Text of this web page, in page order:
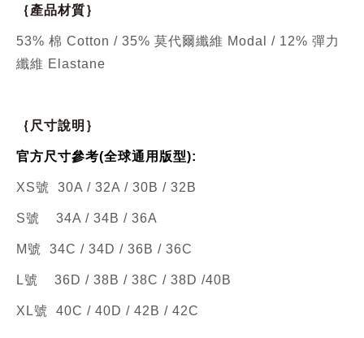
｛產品材質｝
53% 棉 Cotton / 35% 莫代爾纖維 Modal / 12% 彈力
纖維 Elastane
｛尺寸說明｝
官方尺寸參考(全球通用版型):
XS號 30A / 32A / 30B / 32B
S號 34A / 34B / 36A
M號 34C / 34D / 36B / 36C
L號 36D / 38B / 38C / 38D /40B
XL號 40C / 40D / 42B / 42C